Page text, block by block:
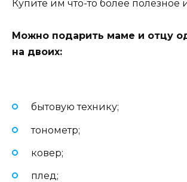
Купите им что-то более полезное
Можно подарить маме и отцу
на двоих:
бытовую технику;
тонометр;
ковер;
плед;